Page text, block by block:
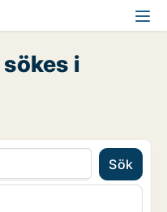
i
Sök